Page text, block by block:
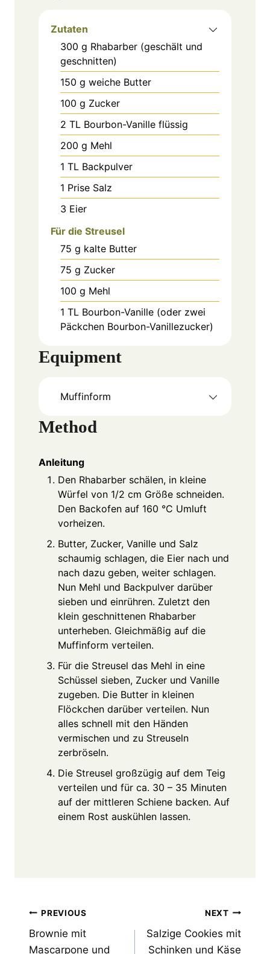
Zutaten
300 g Rhabarber (geschält und
geschnitten)
150 g weiche Butter
100 g Zucker
2 TL Bourbon-Vanille flüssig
200 g Mehl
1 TL Backpulver
1 Prise Salz
3 Eier
Für die Streusel
75 g kalte Butter
75 g Zucker
100 g Mehl
1 TL Bourbon-Vanille (oder zwei
Päckchen Bourbon-Vanillezucker)
Equipment
Muffinform
Method
Anleitung
Den Rhabarber schälen, in kleine
Würfel von 1/2 cm Größe schneiden.
Den Backofen auf 160 °C Umluft
vorheizen.
Butter, Zucker, Vanille und Salz
schaumig schlagen, die Eier nach und
nach dazu geben, weiter schlagen.
Nun Mehl und Backpulver darüber
sieben und einrühren. Zuletzt den
klein geschnittenen Rhabarber
unterheben. Gleichmäßig auf die
Muffinform verteilen.
Für die Streusel das Mehl in eine
Schüssel sieben, Zucker und Vanille
zugeben. Die Butter in kleinen
Flöckchen darüber verteilen. Nun
alles schnell mit den Händen
vermischen und zu Streuseln
zerbröseln.
Die Streusel großzügig auf dem Teig
verteilen und für ca. 30 – 35 Minuten
auf der mittleren Schiene backen. Auf
einem Rost auskühlen lassen.
Post
navigation
PREVIOUS
Brownie mit
Mascarpone und
NEXT
Salzige Cookies mit
Schinken und Käse